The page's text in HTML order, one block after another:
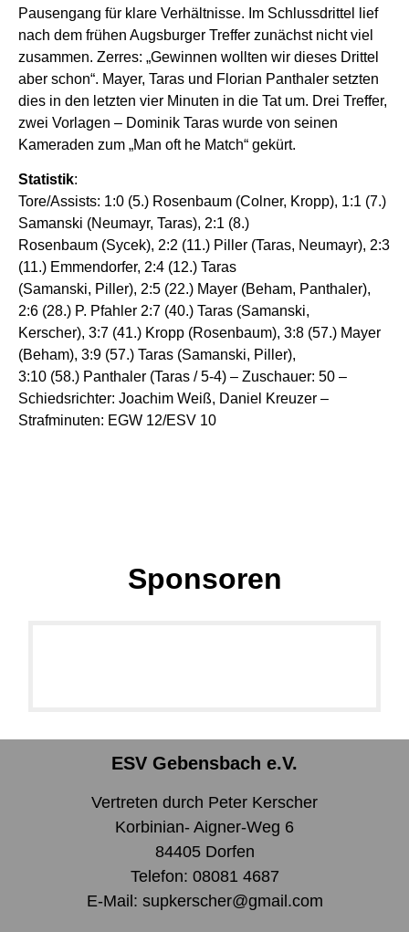
Pausengang für klare Verhältnisse. Im Schlussdrittel lief
nach dem frühen Augsburger Treffer zunächst nicht viel
zusammen. Zerres: „Gewinnen wollten wir dieses Drittel
aber schon“. Mayer, Taras und Florian Panthaler setzten
dies in den letzten vier Minuten in die Tat um. Drei Treffer,
zwei Vorlagen – Dominik Taras wurde von seinen
Kameraden zum „Man oft he Match“ gekürt.
Statistik:
Tore/Assists: 1:0 (5.) Rosenbaum (Colner, Kropp), 1:1 (7.)
Samanski (Neumayr, Taras), 2:1 (8.)
Rosenbaum (Sycek), 2:2 (11.) Piller (Taras, Neumayr), 2:3
(11.) Emmendorfer, 2:4 (12.) Taras
(Samanski, Piller), 2:5 (22.) Mayer (Beham, Panthaler),
2:6 (28.) P. Pfahler 2:7 (40.) Taras (Samanski,
Kerscher), 3:7 (41.) Kropp (Rosenbaum), 3:8 (57.) Mayer
(Beham), 3:9 (57.) Taras (Samanski, Piller),
3:10 (58.) Panthaler (Taras / 5-4) – Zuschauer: 50 –
Schiedsrichter: Joachim Weiß, Daniel Kreuzer –
Strafminuten: EGW 12/ESV 10
Sponsoren
ESV Gebensbach e.V.
Vertreten durch Peter Kerscher
Korbinian- Aigner-Weg 6
84405 Dorfen
Telefon: 08081 4687
E-Mail: supkerscher@gmail.com